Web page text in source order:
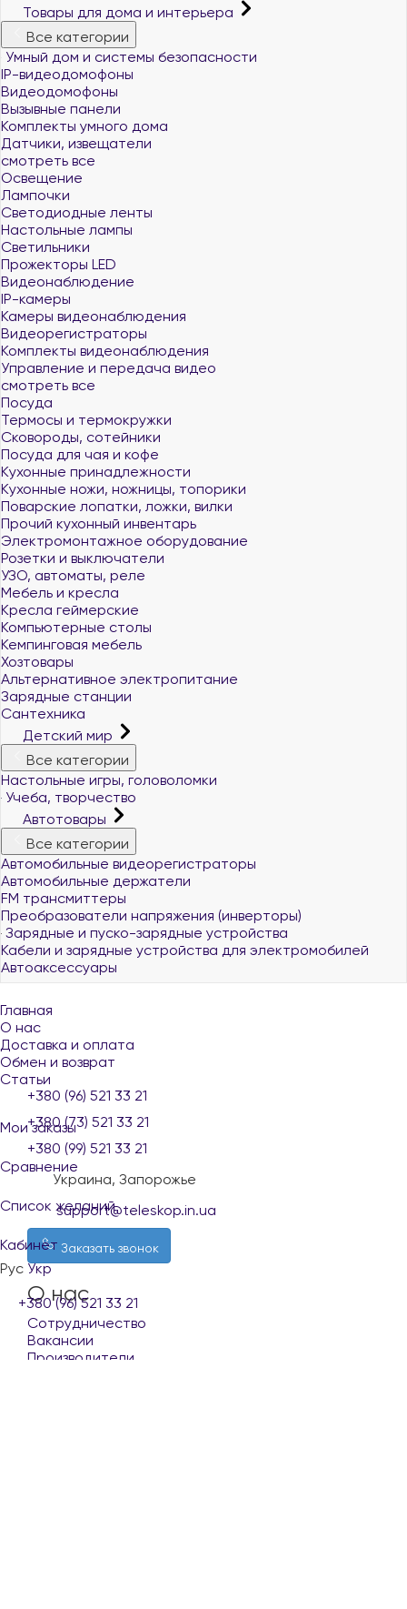
Товары для дома и интерьера
Все категории
Умный дом и системы безопасности
IP-видеодомофоны
Видеодомофоны
Вызывные панели
Комплекты умного дома
Датчики, извещатели
смотреть все
Освещение
Лампочки
Светодиодные ленты
Настольные лампы
Светильники
Прожекторы LED
Видеонаблюдение
IP-камеры
Камеры видеонаблюдения
Видеорегистраторы
Комплекты видеонаблюдения
Управление и передача видео
смотреть все
Посуда
Термосы и термокружки
Сковороды, сотейники
Посуда для чая и кофе
Кухонные принадлежности
Кухонные ножи, ножницы, топорики
Поварские лопатки, ложки, вилки
Прочий кухонный инвентарь
Электромонтажное оборудование
Розетки и выключатели
УЗО, автоматы, реле
Мебель и кресла
Кресла геймерские
Компьютерные столы
Кемпинговая мебель
Хозтовары
Альтернативное электропитание
Зарядные станции
Сантехника
Детский мир
Все категории
Настольные игры, головоломки
Учеба, творчество
Автотовары
Все категории
Автомобильные видеорегистраторы
Автомобильные держатели
FM трансмиттеры
Преобразователи напряжения (инверторы)
Зарядные и пуско-зарядные устройства
Кабели и зарядные устройства для электромобилей
Автоаксессуары
Главная
О нас
Доставка и оплата
Обмен и возврат
Статьи
Мои заказы
Сравнение
Список желаний
Кабинет
Рус Укр
+380 (96) 521 33 21
+380 (96) 521 33 21
+380 (73) 521 33 21
+380 (99) 521 33 21
Украина, Запорожье
support@teleskop.in.ua
Заказать звонок
О нас
Сотрудничество
Вакансии
Производители